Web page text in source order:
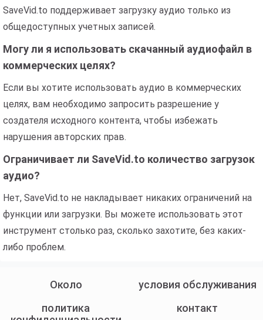
SaveVid.to поддерживает загрузку аудио только из
общедоступных учетных записей.
Могу ли я использовать скачанный аудиофайл в
коммерческих целях?
Если вы хотите использовать аудио в коммерческих
целях, вам необходимо запросить разрешение у
создателя исходного контента, чтобы избежать
нарушения авторских прав.
Ограничивает ли SaveVid.to количество загрузок
аудио?
Нет, SaveVid.to не накладывает никаких ограничений на
функции или загрузки. Вы можете использовать этот
инструмент столько раз, сколько захотите, без каких-
либо проблем.
Около
условия обслуживания
политика
контакт